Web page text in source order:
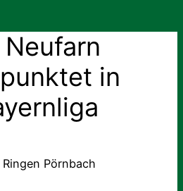
in
Pörnbach